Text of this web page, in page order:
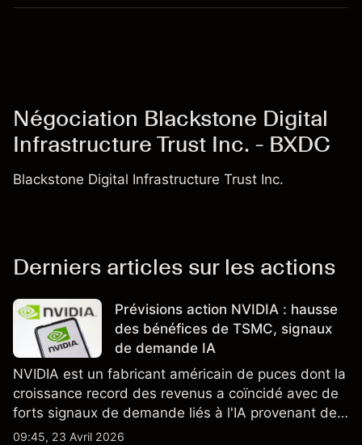
Négociation Blackstone Digital
Infrastructure Trust Inc. - BXDC
Blackstone Digital Infrastructure Trust Inc.
Derniers articles sur les actions
Prévisions action NVIDIA : hausse
des bénéfices de TSMC, signaux
de demande IA
NVIDIA est un fabricant américain de puces dont la
croissance record des revenus a coïncidé avec de
forts signaux de demande liés à l'IA provenant de
partenaires clés de la chaîne d'approvisionnement,
09:45, 23 Avril 2026